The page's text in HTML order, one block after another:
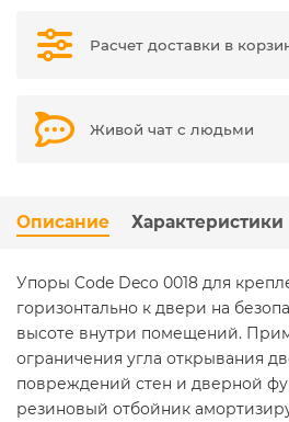
Расчет доставки в
Живой чат с людьми
Описание Характеристики
Упоры Code Deco 0018 для
горизонтально к двери на
высоте внутри помещений.
ограничения угла открывания
повреждений стен и дверной
резиновый отбойник